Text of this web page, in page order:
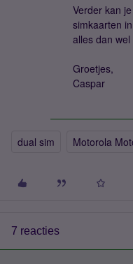
Verder kan
simkaarten
alles dan wel
Groetjes,
Caspar
dual sim Motorola
7 reacties